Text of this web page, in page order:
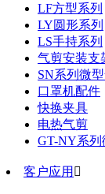
LF方型系列
LY圆形系列
LS手持系列
气剪安装支
SN系列微
口罩机配件
快换夹具
电热气剪
GT-NY系列
客户应用 